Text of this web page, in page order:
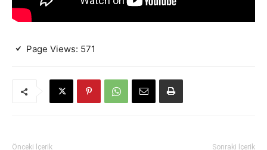
Page Views: 571
Önceki İçerik Sonraki İçerik